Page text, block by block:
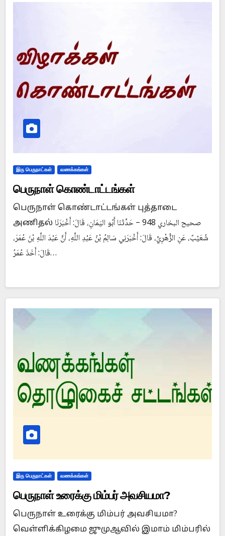
இரு பெருநாட்கள் வணக்கங்கள்
பெருநாள் கொண்டாட்டங்கள்
பெருநாள் கொண்டாட்டங்கள் புத்தாடை
அணிதல் صحيح البخاري 948 – حَدَّثَنَا أَبُو اليَمَانِ، قَالَ: أَخْبَرَنَا
شُعَيْبٌ، عَنِ الزُّهْرِيِّ، قَالَ: أَخْبَرَنِي سَالِمُ بْنُ عَبْدِ اللَّهِ، أَنَّ عَبْدَ اللَّهِ بْنَ عُمَرَ،
قَالَ: أَخَذَ عُمَرُ…
இரு பெருநாட்கள் வணக்கங்கள்
பெருநாள் உரைக்கு மிம்பர் அவசியமா?
பெருநாள் உரைக்கு மிம்பர் அவசியமா?
வெள்ளிக்கிழமை ஜுமுஆவில் இமாம் மிம்பரில்